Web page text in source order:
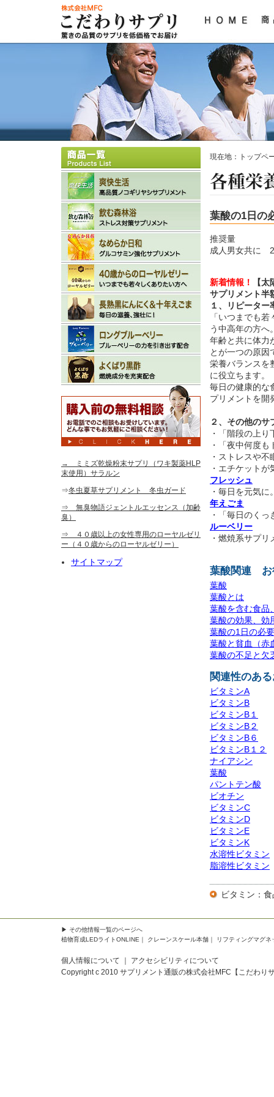
葉酸の1日の
推奨量
成人男女共に
新着情報！
【
サプリメント半
１、リピータ
「いつまでも
う中高年の方へ
年齢と共に体力
とが一つの原因
栄養バランスを
に役立ちます。
毎日の健康的な
プリメントを開
２、その他のサ
・「階段の上
・「夜中何度
・ストレスや
・エチケット
フレッシュ
・毎日を元気
年えごま
・「毎日のく
ルーベリー
・燃焼系サプ
葉酸関連 お
葉酸
葉酸とは
葉酸を含む食品
葉酸の効果、効
葉酸の1日の必
葉酸と貧血（赤
葉酸の不足と欠
関連性のあ
ビタミンA
ビタミンB
ビタミンB１
ビタミンB２
ビタミンB６
ビタミンB１２
ナイアシン
葉酸
パントテン酸
ビオチン
ビタミンC
ビタミンD
ビタミンE
ビタミンK
水溶性ビタミン
脂溶性ビタミン
ビタミン：
→ ミミズ乾燥粉末サプリ（ワキ製薬HLP
末使用）サラルン
⇒冬虫夏草サプリメント 冬虫ガード
⇒ 無臭物語ジェントルエッセンス（加齢
臭）
⇒ ４０歳以上の女性専用のローヤルゼリ
ー（４０歳からのローヤルゼリー）
サイトマップ
現在地： トップペ
▶ その他情報一覧のページへ
植物育成LEDライトONLINE ｜ クレーンスケール本舗 ｜ リフティングマグネ
個人情報について
アクセシビリティについて
Copyright c 2010 サプリメント通販の株式会社MFC【こだわり